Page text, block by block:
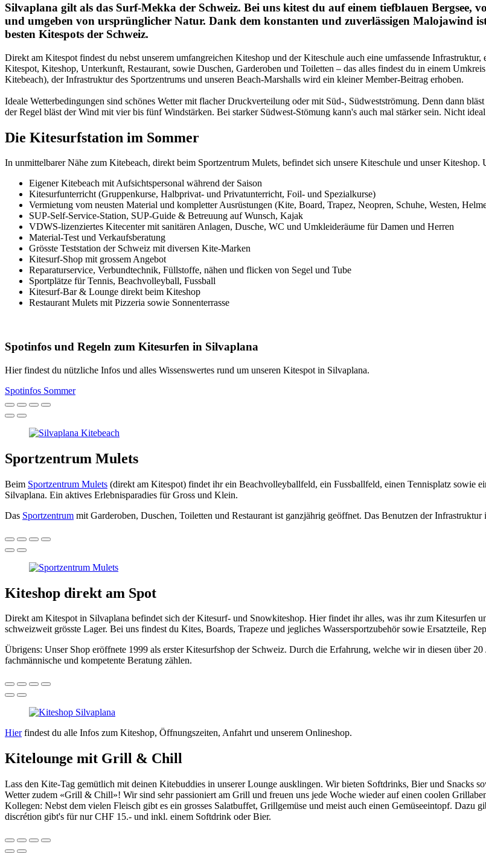
Silvaplana gilt als das Surf-Mekka der Schweiz. Bei uns kitest du auf einem tiefblauen Bergsee,
und umgeben von ursprünglicher Natur. Dank dem konstanten und zuverlässigen Malojawind
besten Kitespots der Schweiz.
Direkt am Kitespot findest du nebst unserem umfangreichen Kiteshop und der Kiteschule auch eine umfassende
Kitespot, Kiteshop, Unterkunft, Restaurant, sowie Duschen, Garderoben und Toiletten – das alles findest du in einem
Kitebeach), der Infrastruktur des Sportzentrums und unseren Beach-Marshalls wird ein kleiner Member-Beitrag erhoben.
Ideale Wetterbedingungen sind schönes Wetter mit flacher Druckverteilung oder mit Süd-, Südwestströmung. Denn dann
der Regel bläst der Wind mit vier bis fünf Windstärken. Bei starker Südwest-Stömung kann's auch mal stärker sein. Nicht
Die Kitesurfstation im Sommer
In unmittelbarer Nähe zum Kitebeach, direkt beim Sportzentrum Mulets, befindet sich unsere Kiteschule und unser
Eigener Kitebeach mit Aufsichtspersonal während der Saison
Kitesurfunterricht (Gruppenkurse, Halbprivat- und Privatunterricht, Foil- und Spezialkurse)
Vermietung vom neusten Material und kompletter Ausrüstungen (Kite, Board, Trapez, Neopren, Schuhe, Westen,
SUP-Self-Service-Station, SUP-Guide & Betreuung auf Wunsch, Kajak
VDWS-lizenziertes Kitecenter mit sanitären Anlagen, Dusche, WC und Umkleideräume für Damen und Herren
Material-Test und Verkaufsberatung
Grösste Teststation der Schweiz mit diversen Kite-Marken
Kitesurf-Shop mit grossem Angebot
Reparaturservice, Verbundtechnik, Füllstoffe, nähen und flicken von Segel und Tube
Sportplätze für Tennis, Beachvolleyball, Fussball
Kitesurf-Bar & Lounge direkt beim Kiteshop
Restaurant Mulets mit Pizzeria sowie Sonnenterrasse
Spotinfos und Regeln zum Kitesurfen in Silvaplana
Hier findest du nützliche Infos und alles Wissenswertes rund um unseren Kitespot in Silvaplana.
Spotinfos Sommer
Sportzentrum Mulets
Beim Sportzentrum Mulets (direkt am Kitespot) findet ihr ein Beachvolleyballfeld, ein Fussballfeld, einen Tennisplatz sowie
Silvaplana. Ein aktives Erlebnisparadies für Gross und Klein.
Das Sportzentrum mit Garderoben, Duschen, Toiletten und Restaurant ist ganzjährig geöffnet. Das Benutzen der
Kiteshop direkt am Spot
Direkt am Kitespot in Silvaplana befindet sich der Kitesurf- und Snowkiteshop. Hier findet ihr alles, was ihr zum Kitesurfen
schweizweit grösste Lager. Bei uns findest du Kites, Boards, Trapeze und jegliches Wassersportzubehör sowie Ersatzteile,
Übrigens: Unser Shop eröffnete 1999 als erster Kitesurfshop der Schweiz. Durch die Erfahrung, welche wir in diesen über
fachmännische und kompetente Beratung zählen.
Hierfindest du alle Infos zum Kiteshop, Öffnungszeiten, Anfahrt und unserem Onlineshop.
Kitelounge mit Grill & Chill
Lass den Kite-Tag gemütlich mit deinen Kitebuddies in unserer Lounge ausklingen. Wir bieten Softdrinks, Bier und Snacks
Wetter zudem «Grill & Chill»! Wir sind sehr passioniert am Grill und freuen uns jede Woche wieder auf einen coolen
Kollegen: Nebst dem vielen Fleisch gibt es ein grosses Salatbuffet, Grillgemüse und meist auch einen Gemüseeintopf.
discrétion gibt's für nur CHF 15.- und inkl. einem Softdrink oder Bier.